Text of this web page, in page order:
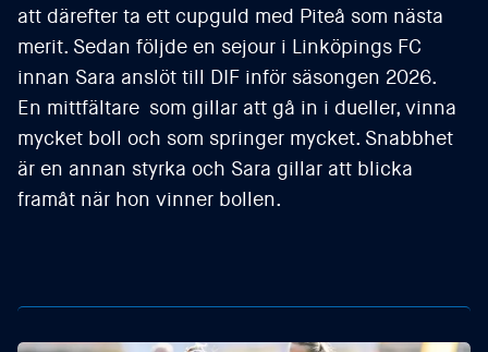
att därefter ta ett cupguld med Piteå som nästa
merit. Sedan följde en sejour i Linköpings FC
innan Sara anslöt till DIF inför säsongen 2026.
En mittfältare som gillar att gå in i dueller, vinna
mycket boll och som springer mycket. Snabbhet
är en annan styrka och Sara gillar att blicka
framåt när hon vinner bollen.